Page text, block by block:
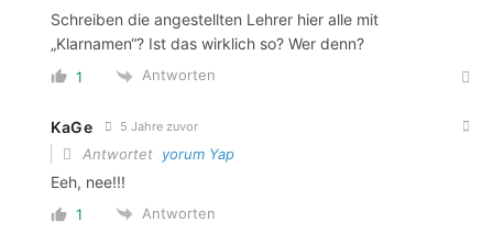
Schreiben die angestellten Lehrer hier alle mit
„Klarnamen“? Ist das wirklich so? Wer denn?
1 Antworten
KaGe 5 Jahre zuvor
Antwortet yorum Yap
Eeh, nee!!!
1 Antworten